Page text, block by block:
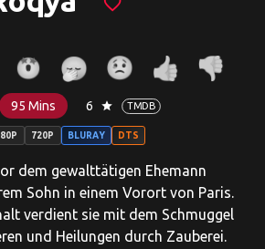
95 Mins 6 star TMDB
720P BLURAY DTS
dem gewalttätigen Ehemann
Sohn in einem Vorort von Paris.
verdient sie mit dem Schmuggel
und Heilungen durch Zauberei.